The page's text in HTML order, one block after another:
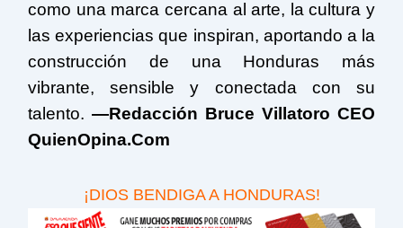
como una marca cercana al arte, la cultura y
las experiencias que inspiran, aportando a la
construcción de una Honduras más
vibrante, sensible y conectada con su
talento.—Redacción Bruce Villatoro CEO
QuienOpina.Com
¡DIOS BENDIGA A HONDURAS!